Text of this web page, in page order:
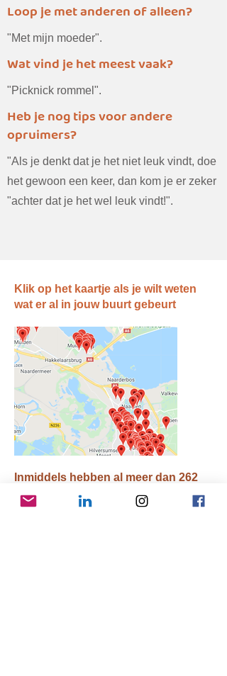
Loop je met anderen of alleen?
"Met mijn moeder".
Wat vind je het meest vaak?
"Picknick rommel".
Heb je nog tips voor andere
opruimers?
"Als je denkt dat je het niet leuk vindt, doe
het gewoon een keer, dan kom je er zeker
"achter dat je het wel leuk vindt!".
Klik op het kaartje als je wilt weten
wat er al in jouw buurt gebeurt
Inmiddels hebben al meer dan 262
straten in Gooise Meren een
zwerfvuilambassadeur!